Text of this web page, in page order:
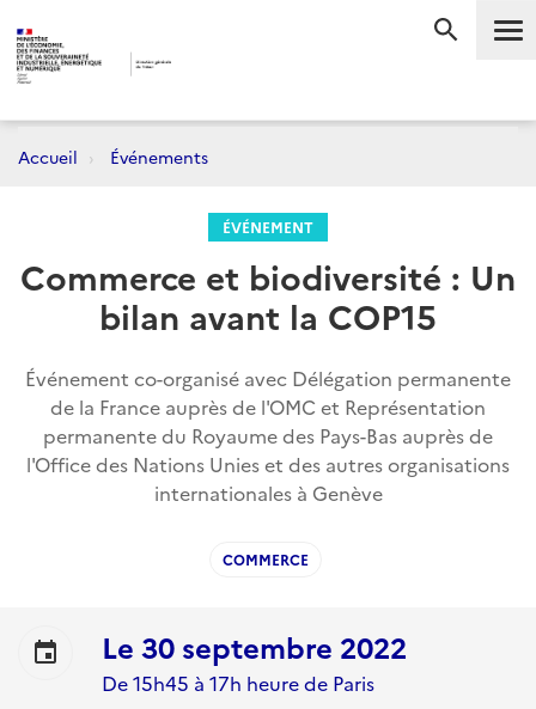
Accueil Événements
ÉVÉNEMENT
Commerce et biodiversité : Un
bilan avant la COP15
Événement co-organisé avec Délégation permanente
de la France auprès de l'OMC et Représentation
permanente du Royaume des Pays-Bas auprès de
l'Office des Nations Unies et des autres organisations
internationales à Genève
COMMERCE
event Le 30 septembre 2022
De 15h45 à 17h heure de Paris